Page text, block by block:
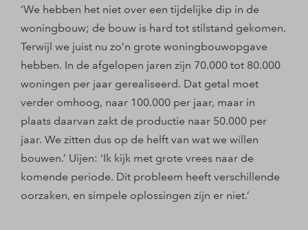
‘We hebben het niet over een tijdelijke dip in de
woningbouw; de bouw is hard tot stilstand gekomen.
Terwijl we juist nu zo’n grote woningbouwopgave
hebben. In de afgelopen jaren zijn 70.000 tot 80.000
woningen per jaar gerealiseerd. Dat getal moet
verder omhoog, naar 100.000 per jaar, maar in
plaats daarvan zakt de productie naar 50.000 per
jaar. We zitten dus op de helft van wat we willen
bouwen.’ Uijen: ‘Ik kijk met grote vrees naar de
komende periode. Dit probleem heeft verschillende
oorzaken, en simpele oplossingen zijn er niet.’